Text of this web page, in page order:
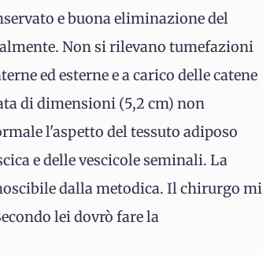
e buona eliminazione del
Non si rilevano tumefazioni
ed esterne e a carico delle catene
di dimensioni (5,2 cm) non
l'aspetto del tessuto adiposo
e delle vescicole seminali. La
dalla metodica. Il chirurgo mi
lei dovrò fare la